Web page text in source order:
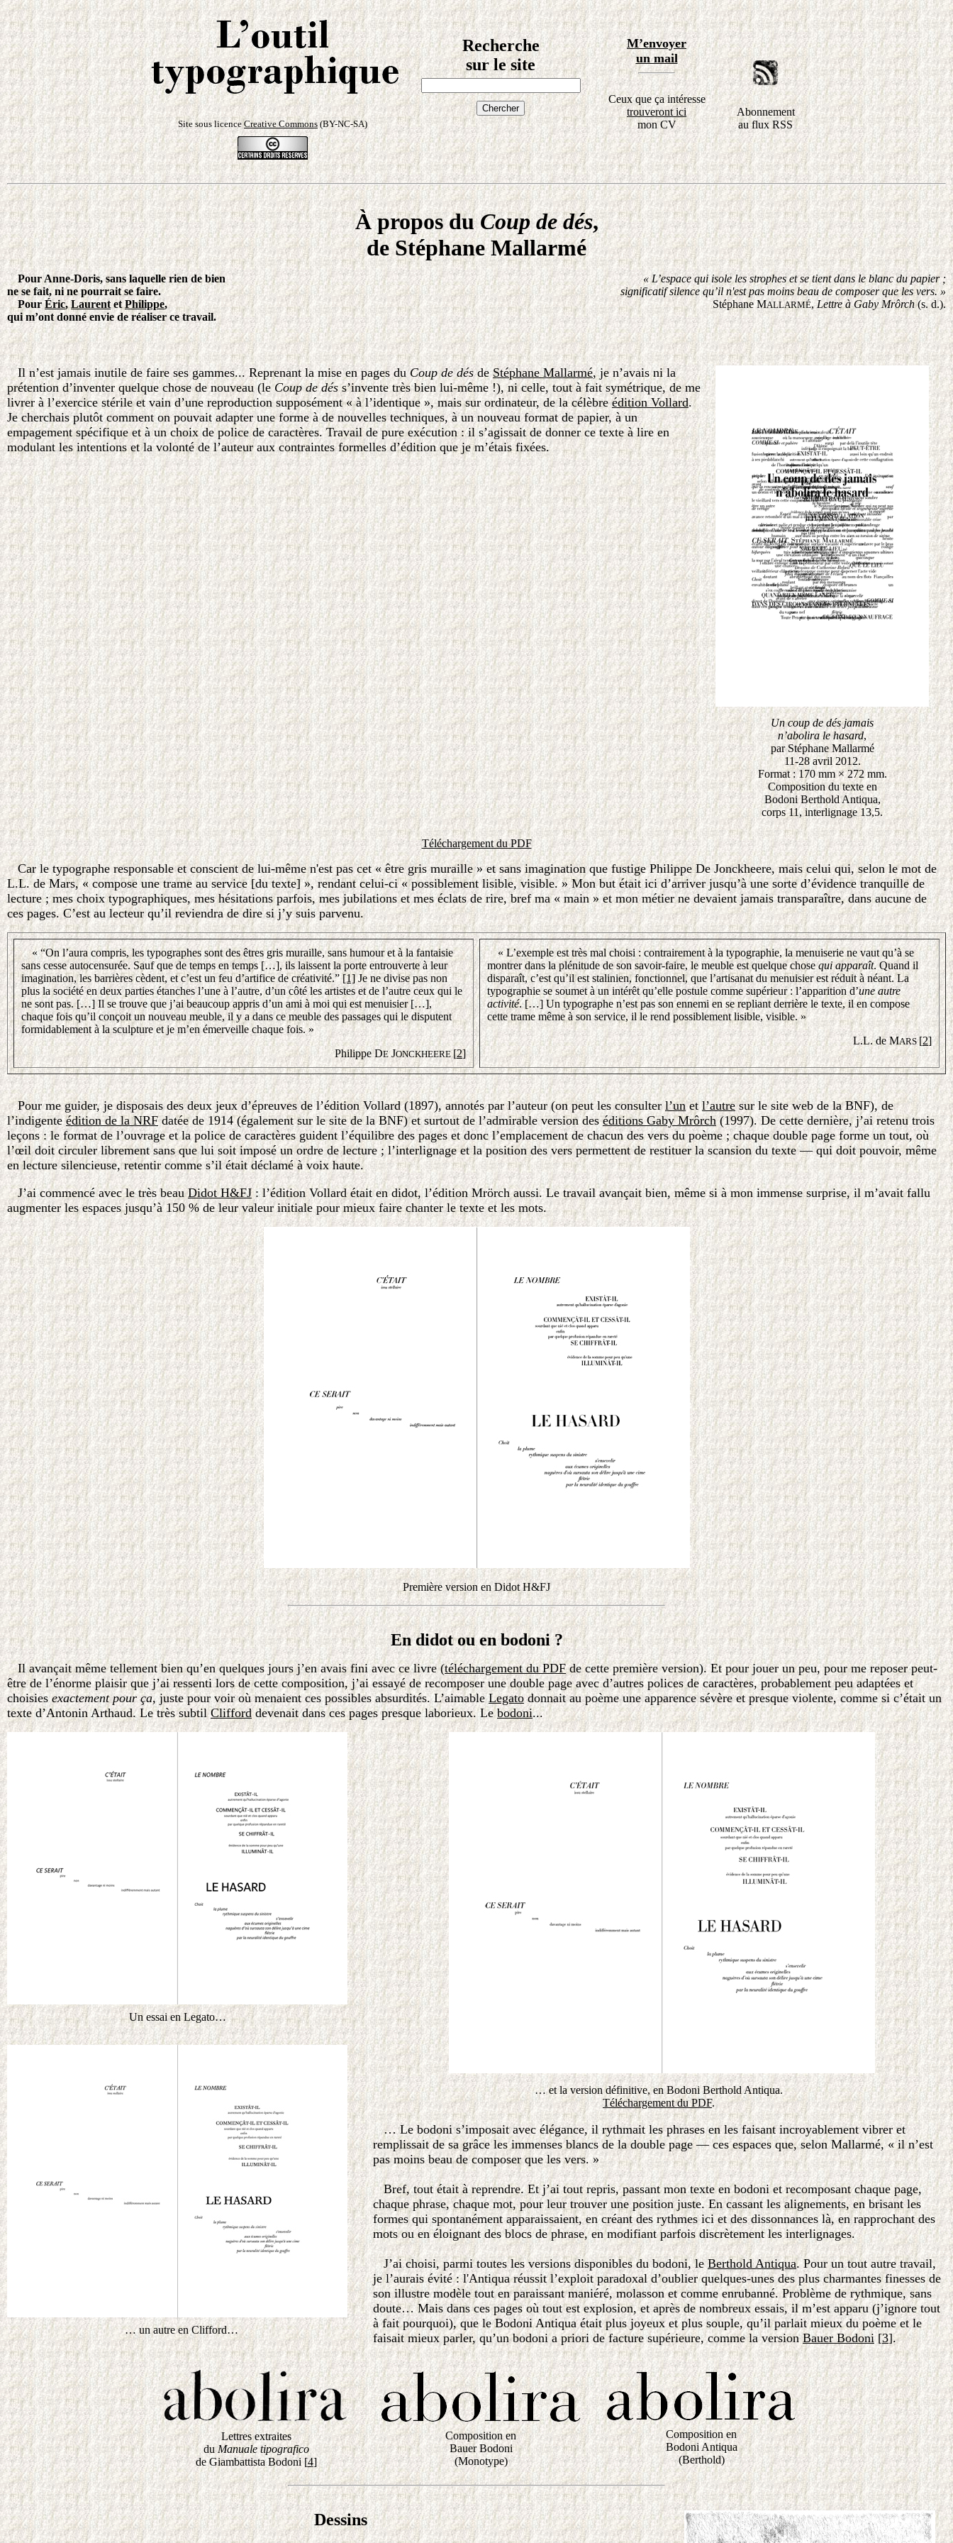
Recherche
sur le site
M’envoyer
un mail
Ceux que ça intéresse
trouveront ici
mon CV
Abonnement
au flux RSS
Site sous licenceCreative Commons(BY-NC-SA)
À propos duCoup de dés,
de Stéphane Mallarmé
Pour Anne-Doris, sans laquelle rien de bien
ne se fait, ni ne pourrait se faire.
PourÉric,LaurentetPhilippe,
qui m’ont donné envie de réaliser ce travail.
« L’espace qui isole les strophes et se tient dans le blanc du papier ;
significatif silence qu’il n'est pas moins beau de composer que les vers. »
Stéphane MALLARMÉ,Lettre à Gaby Mrôrch(s. d.).
Un coup de dés jamais
n’abolira le hasard,
par Stéphane Mallarmé
11-28 avril 2012.
Format : 170 mm × 272 mm.
Composition du texte en
Bodoni Berthold Antiqua,
corps 11, interlignage 13,5.
Il n’est jamais inutile de faire ses gammes... Reprenant la mise en pages duCoup de désdeStéphane Mallarmé, je n’avais ni la
prétention d’inventer quelque chose de nouveau (leCoup de déss’invente très bien lui-même !), ni celle, tout à fait symétrique, de me
livrer à l’exercice stérile et vain d’une reproduction supposément « à l’identique », mais sur ordinateur, de la célèbreédition Vollard.
Je cherchais plutôt comment on pouvait adapter une forme à de nouvelles techniques, à un nouveau format de papier, à un
empagement spécifique et à un choix de police de caractères. Travail de pure exécution : il s’agissait de donner ce texte à lire en
modulant les intentions et la volonté de l’auteur aux contraintes formelles d’édition que je m’étais fixées.
Téléchargement du PDF
Car le typographe responsable et conscient de lui-même n'est pas cet « être gris muraille » et sans imagination que fustige Philippe De Jonckheere, mais celui qui, selon le mot de
L.L. de Mars, « compose une trame au service [du texte] », rendant celui-ci « possiblement lisible, visible. » Mon but était ici d’arriver jusqu’à une sorte d’évidence tranquille de
lecture ; mes choix typographiques, mes hésitations parfois, mes jubilations et mes éclats de rire, bref ma « main » et mon métier ne devaient jamais transparaître, dans aucune de
ces pages. C’est au lecteur qu’il reviendra de dire si j’y suis parvenu.
« “On l’aura compris, les typographes sont des êtres gris muraille, sans humour et à la fantaisie
sans cesse autocensurée. Sauf que de temps en temps […], ils laissent la porte entrouverte à leur
imagination, les barrières cèdent, et c’est un feu d’artifice de créativité.”[1]Je ne divise pas non
plus la société en deux parties étanches l’une à l’autre, d’un côté les artistes et de l’autre ceux qui le
ne sont pas. […] Il se trouve que j’ai beaucoup appris d’un ami à moi qui est menuisier […],
chaque fois qu’il conçoit un nouveau meuble, il y a dans ce meuble des passages qui le disputent
formidablement à la sculpture et je m’en émerveille chaque fois. »
Philippe DEJONCKHEERE[2]
« L’exemple est très mal choisi : contrairement à la typographie, la menuiserie ne vaut qu’à se
montrer dans la plénitude de son savoir-faire, le meuble est quelque chosequi apparaît. Quand il
disparaît, c’est qu’il est stalinien, fonctionnel, que l’artisanat du menuisier est réduit à néant. La
typographie se soumet à un intérêt qu’elle postule comme supérieur : l’apparition d’une autre
activité. […] Un typographe n’est pas son ennemi en se repliant derrière le texte, il en compose
cette trame même à son service, il le rend possiblement lisible, visible. »
L.L. de MARS[2]
Pour me guider, je disposais des deux jeux d’épreuves de l’édition Vollard (1897), annotés par l’auteur (on peut les consulterl’unetl’autresur le site web de la BNF), de
l’indigenteédition de la NRFdatée de 1914 (également sur le site de la BNF) et surtout de l’admirable version deséditions Gaby Mrôrch(1997). De cette dernière, j’ai retenu trois
leçons : le format de l’ouvrage et la police de caractères guident l’équilibre des pages et donc l’emplacement de chacun des vers du poème ; chaque double page forme un tout, où
l’œil doit circuler librement sans que lui soit imposé un ordre de lecture ; l’interlignage et la position des vers permettent de restituer la scansion du texte — qui doit pouvoir, même
en lecture silencieuse, retentir comme s’il était déclamé à voix haute.
J’ai commencé avec le très beauDidot H&FJ: l’édition Vollard était en didot, l’édition Mrörch aussi. Le travail avançait bien, même si à mon immense surprise, il m’avait fallu
augmenter les espaces jusqu’à 150 % de leur valeur initiale pour mieux faire chanter le texte et les mots.
Première version en Didot H&FJ
En didot ou en bodoni ?
Il avançait même tellement bien qu’en quelques jours j’en avais fini avec ce livre (téléchargement du PDFde cette première version). Et pour jouer un peu, pour me reposer peut-
être de l’énorme plaisir que j’ai ressenti lors de cette composition, j’ai essayé de recomposer une double page avec d’autres polices de caractères, probablement peu adaptées et
choisiesexactement pour ça, juste pour voir où menaient ces possibles absurdités. L’aimableLegatodonnait au poème une apparence sévère et presque violente, comme si c’était un
texte d’Antonin Arthaud. Le très subtilClifforddevenait dans ces pages presque laborieux. Lebodoni...
Un essai en Legato…
… un autre en Clifford…
… et la version définitive, en Bodoni Berthold Antiqua.
Téléchargement du PDF.
… Le bodoni s’imposait avec élégance, il rythmait les phrases en les faisant incroyablement vibrer et
remplissait de sa grâce les immenses blancs de la double page — ces espaces que, selon Mallarmé, « il n’est
pas moins beau de composer que les vers. »
Bref, tout était à reprendre. Et j’ai tout repris, passant mon texte en bodoni et recomposant chaque page,
chaque phrase, chaque mot, pour leur trouver une position juste. En cassant les alignements, en brisant les
formes qui spontanément apparaissaient, en créant des rythmes ici et des dissonnances là, en rapprochant des
mots ou en éloignant des blocs de phrase, en modifiant parfois discrètement les interlignages.
J’ai choisi, parmi toutes les versions disponibles du bodoni, leBerthold Antiqua. Pour un tout autre travail,
je l’aurais évité : l'Antiqua réussit l’exploit paradoxal d’oublier quelques-unes des plus charmantes finesses de
son illustre modèle tout en paraissant maniéré, molasson et comme enrubanné. Problème de rythmique, sans
doute… Mais dans ces pages où tout est explosion, et après de nombreux essais, il m’est apparu (j’ignore tout
à fait pourquoi), que le Bodoni Antiqua était plus joyeux et plus souple, qu’il parlait mieux du poème et le
faisait mieux parler, qu’un bodoni a priori de facture supérieure, comme la versionBauer Bodoni [3].
Lettres extraites
duManuale tipografico
de Giambattista Bodoni [4]
Composition en
Bauer Bodoni
(Monotype)
Composition en
Bodoni Antiqua
(Berthold)
Dessins